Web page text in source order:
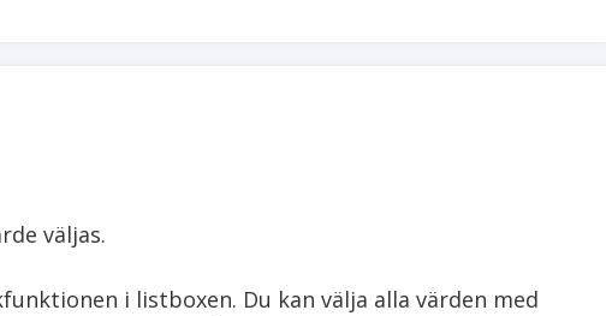
väljas.
i listboxen. Du kan välja alla värden med